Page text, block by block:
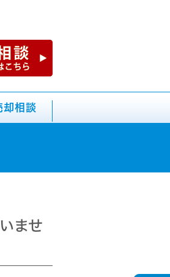
却相談
ませ